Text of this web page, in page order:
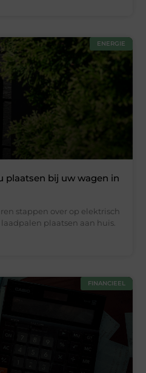
ENERGIE
plaatsen bij uw wagen in
stappen over op elektrisch
plaatsen aan huis.
FINANCIEEL